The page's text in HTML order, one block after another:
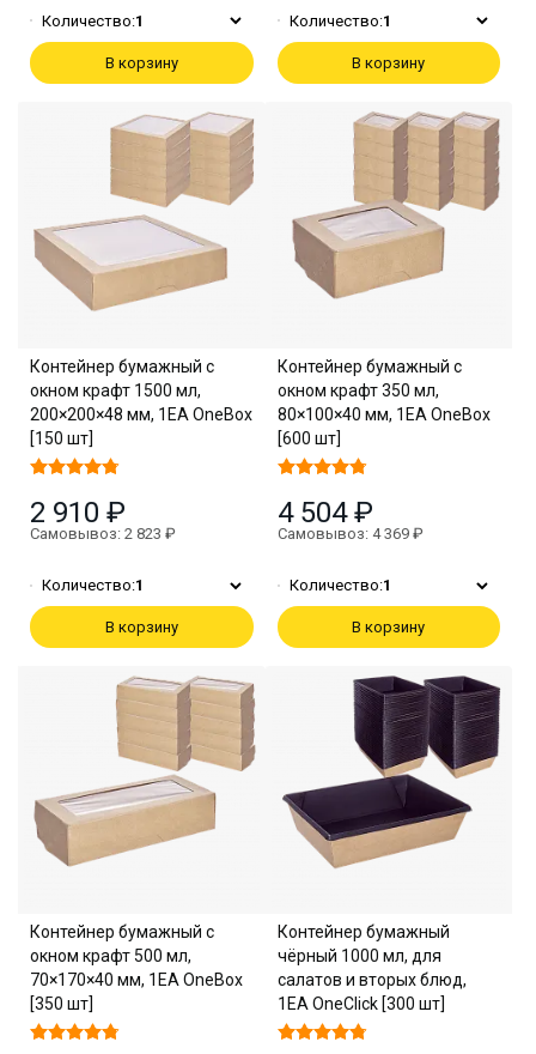
Количество:1
В корзину
Количество:1
В корзину
Контейнер бумажный с
окном крафт 1500 мл,
200×200×48 мм, 1EA OneBox
[150 шт]
2 910 ₽
Самовывоз: 2 823 ₽
Количество:1
В корзину
Контейнер бумажный с
окном крафт 350 мл,
80×100×40 мм, 1EA OneBox
[600 шт]
4 504 ₽
Самовывоз: 4 369 ₽
Количество:1
В корзину
Контейнер бумажный с
окном крафт 500 мл,
70×170×40 мм, 1EA OneBox
[350 шт]
Контейнер бумажный
чёрный 1000 мл, для
салатов и вторых блюд,
1EA OneClick [300 шт]